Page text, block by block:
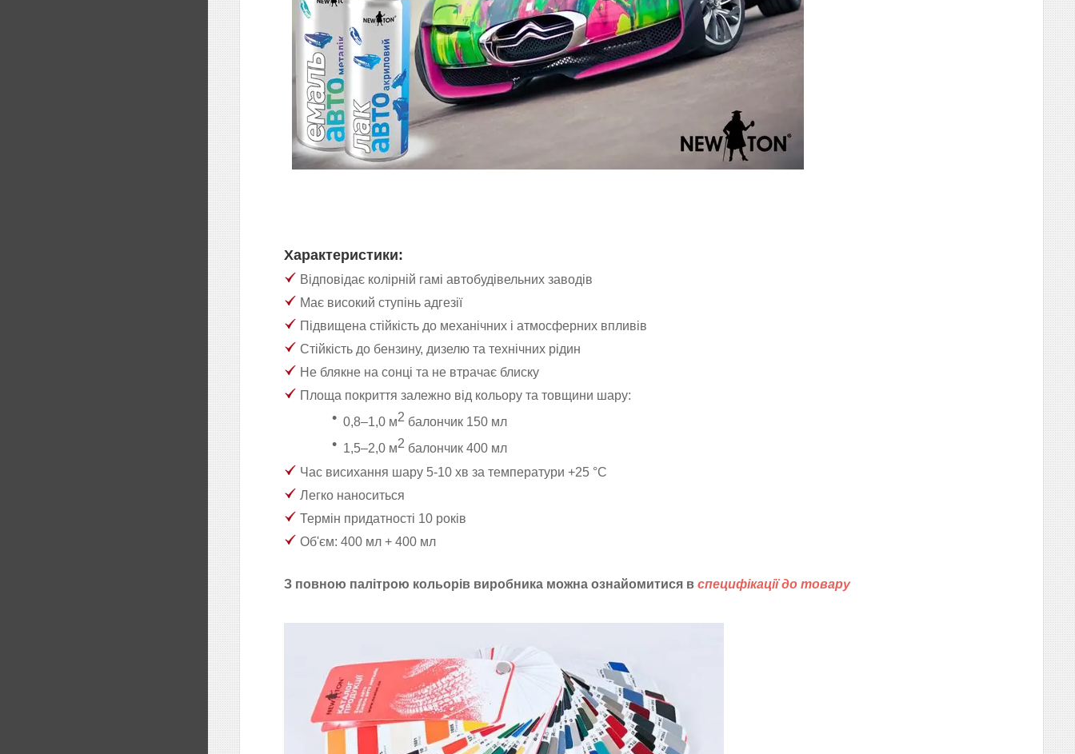
Характеристики:
Відповідає колірній гамі автобудівельних заводів
Має високий ступінь адгезії
Підвищена стійкість до механічних і атмосферних впливів
Стійкість до бензину, дизелю та технічних рідин
Не блякне на сонці та не втрачає блиску
Площа покриття залежно від кольору та товщини шару:
0,8–1,0 м2 балончик 150 мл
1,5–2,0 м2 балончик 400 мл
Час висихання шару 5-10 хв за температури +25 °C
Легко наноситься
Термін придатності 10 років
Об'єм: 400 мл + 400 мл
З повною палітрою кольорів виробника можна ознайомитися в специфікації до товару